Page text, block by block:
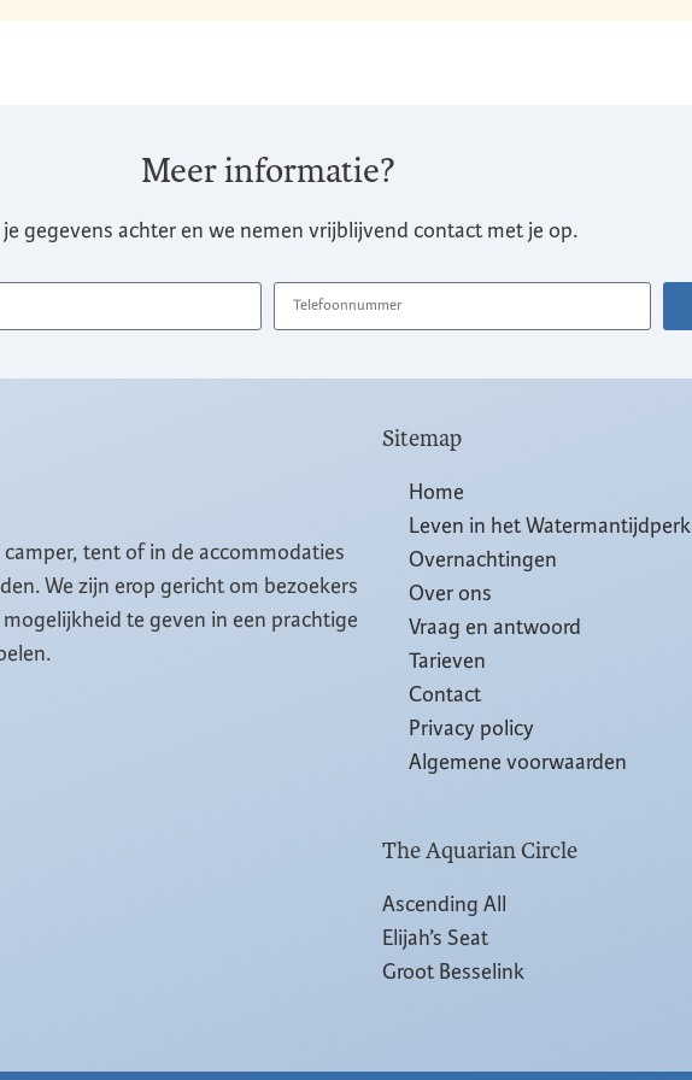
Meer informatie?
gegevens achter en we nemen vrijblijvend contact met je op.
tent of in de accommodaties
We zijn erop gericht om bezoekers
te geven in een prachtige
Sitemap
Home
Leven in het Watermantijdperk
Overnachtingen
Over ons
Vraag en antwoord
Tarieven
Contact
Privacy policy
Algemene voorwaarden
The Aquarian Circle
Ascending All
Elijah’s Seat
Groot Besselink